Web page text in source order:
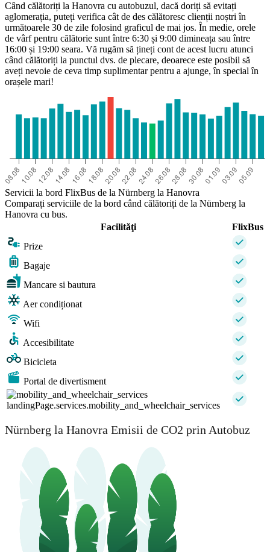
Când călătoriți la Hanovra cu autobuzul, dacă doriți să evitați
aglomerația, puteți verifica cât de des călătoresc clienții noștri în
următoarele 30 de zile folosind graficul de mai jos. În medie, orele
de vârf pentru călătorie sunt între 6:30 și 9:00 dimineața sau între
16:00 și 19:00 seara. Vă rugăm să țineți cont de acest lucru atunci
când călătoriți la punctul dvs. de plecare, deoarece este posibil să
aveți nevoie de ceva timp suplimentar pentru a ajunge, în special în
orașele mari!
Servicii la bord FlixBus de la Nürnberg la Hanovra
Comparați serviciile de la bord când călătoriți de la Nürnberg la
Hanovra cu bus.
Facilităţi
FlixBus
Prize
Bagaje
Mancare si bautura
Aer condiționat
Wifi
Accesibilitate
Bicicleta
Portal de divertisment
landingPage.services.mobility_and_wheelchair_services
Nürnberg la Hanovra Emisii de CO2 prin Autobuz